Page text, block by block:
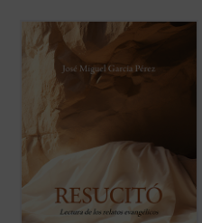
José Miguel García centra la atención
sobre las dificultades o extrañezas
contenidas en los relatos evangélicos, que
son los testimonios más explícitos acerca
de lo que aconteció después de la muerte y
sepultura de Jesús de Nazaret. El ...